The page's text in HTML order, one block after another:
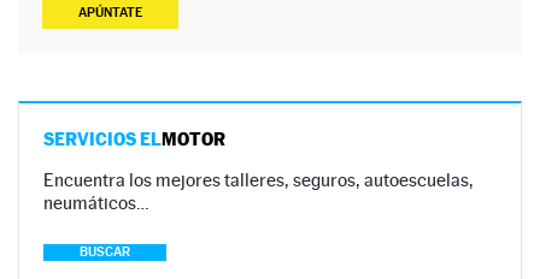
APÚNTATE
SERVICIOS ELMOTOR
Encuentra los mejores talleres, seguros, autoescuelas,
neumáticos…
BUSCAR